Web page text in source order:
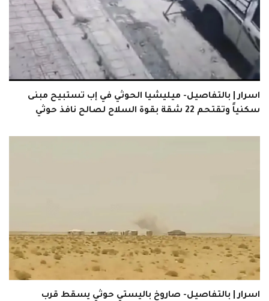
اسرار | بالتفاصيل- ميليشيا الحوثي في إب تستبيح مبنى
سكنياً وتقتحم 22 شقة بقوة السلاح لصالح نافذ حوثي
اسرار | بالتفاصيل- صاروخ باليستي حوثي يسقط قرب